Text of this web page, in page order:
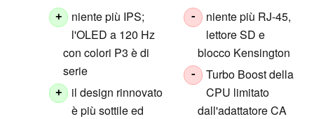
+
niente più IPS;
l'OLED a 120 Hz
con colori P3 è di
serie
+
il design rinnovato
è più sottile ed
-
niente più RJ-45,
lettore SD e
blocco Kensington
-
Turbo Boost della
CPU limitato
dall'adattatore CA